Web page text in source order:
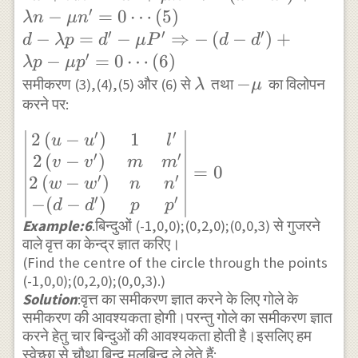
w^{\prime}+n^{\prime}
\mu\right) z+d^{\prime}-
\mu p^{\prime}=0
\cdots(2)
v+\lambda m=2 v^{\prime}+\mu
m^{\prime} \Rightarrow 2\left(v-
v^{\prime}\right) +\lambda m-
\mu m^{\prime}=0 \cdots(4) \\ 2
\omega+\lambda n=2
n^{\prime} \Rightarrow
2\left(\omega-
\omega^{\prime}\right)+\lambda
n-\mu n^{\prime}=0 \cdots(5)\\
d-\lambda p=d^{\prime}-\mu
P^{\prime} \Rightarrow-\left(d-
d^{\prime}\right)+\lambda p-
\mu p^{\prime}=0 \cdots(6)
λn − μn′ = 0 ⋯ (5)
d − λp = d′ − μP′ ⇒ − (d − d′) +
λp − μp′ = 0 ⋯ (6)
समीकरण (3),(4),(5) और (6) से \lambda
λतथा -
−μ का विलोपन
करने पर:
\begin{vmatrix}
2\left(u-
u^{\prime}\right)
& 1 & l^{\prime}
\\ 2\left(v-
v^{\prime}\right)
& m &
m^{\prime} \\
2\left(w-
w^{\prime}\right)
2 (u − u′)
2 (v − v′ )
2 (w − w′ )
−(d − d′ )
1
m
n
p
l′
m′
n′
p′
= 0
Example:6.बिन्दुओं (-1,0,0);(0,2,0);(0,0,3) से गुजरने
वाले वृत्त का केन्द्र ज्ञात करिए।
(Find the centre of the circle through the points
(-1,0,0);(0,2,0);(0,0,3).)
Solution:वृत्त का समीकरण ज्ञात करने के लिए गोले के
समीकरण की आवश्यकता होगी।परन्तु गोले का समीकरण ज्ञात
करने हेतु चार बिन्दुओं की आवश्यकता होती है।इसलिए हम